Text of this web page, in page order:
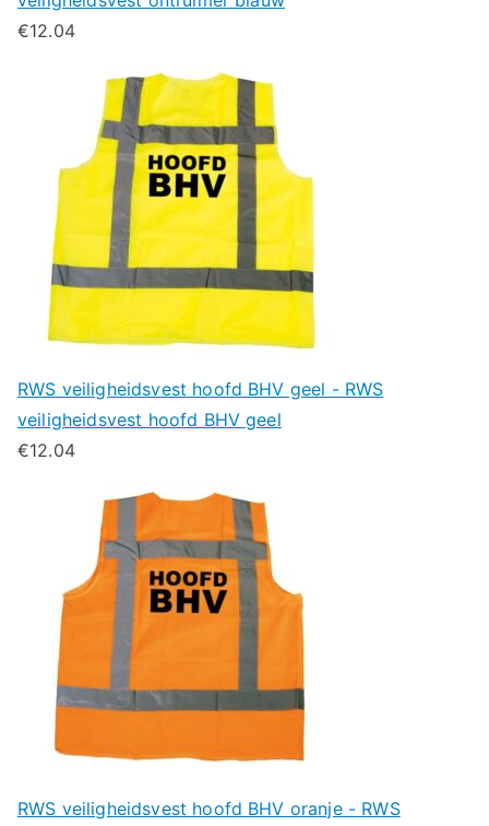
€12.04
RWS veiligheidsvest hoofd BHV geel - RWS
veiligheidsvest hoofd BHV geel
€12.04
RWS veiligheidsvest hoofd BHV oranje - RWS